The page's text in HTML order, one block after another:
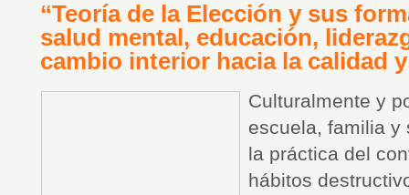
“Teoría de la Elección y sus
salud mental, educación,
cambio interior hacia la calidad
Culturalmente y
escuela, familia
la práctica del
hábitos